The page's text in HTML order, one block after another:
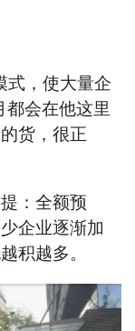
，使大量企
都会在他这里
货，很正
：全额预
企业逐渐加
积越多。